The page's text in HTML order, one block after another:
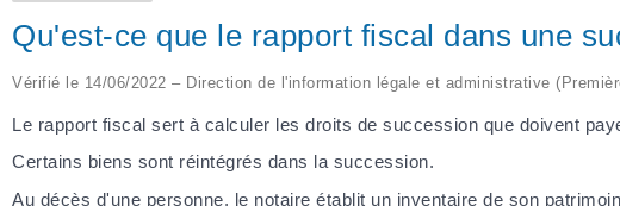
Qu'est-ce que le rapport fiscal dans une
Vérifié le 14/06/2022 – Direction de l'information légale et administrative
Le rapport fiscal sert à calculer les droits de succession que doivent
Certains biens sont réintégrés dans la succession.
Au décès d'une personne, le notaire établit un inventaire de son